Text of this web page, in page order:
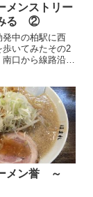
メンストリー
みる ②
発中の柏駅に西
歩いてみたその2
口から線路沿い
した。今度は、駅
の朝日通り。ステ
新館右手の通り
メン誉 ～